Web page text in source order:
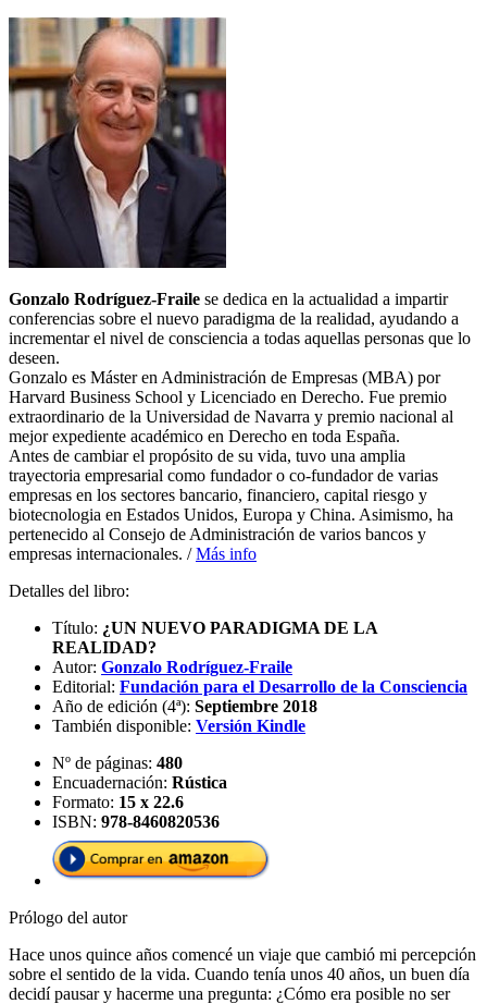
Gonzalo Rodríguez-Fraile se dedica en la actualidad a impartir
conferencias sobre el nuevo paradigma de la realidad, ayudando a
incrementar el nivel de consciencia a todas aquellas personas que lo
deseen.
Gonzalo es Máster en Administración de Empresas (MBA) por
Harvard Business School y Licenciado en Derecho. Fue premio
extraordinario de la Universidad de Navarra y premio nacional al
mejor expediente académico en Derecho en toda España.
Antes de cambiar el propósito de su vida, tuvo una amplia
trayectoria empresarial como fundador o co-fundador de varias
empresas en los sectores bancario, financiero, capital riesgo y
biotecnologia en Estados Unidos, Europa y China. Asimismo, ha
pertenecido al Consejo de Administración de varios bancos y
empresas internacionales. /Más info
Detalles del libro:
Título: ¿UN NUEVO PARADIGMA DE LA
REALIDAD?
Autor: Gonzalo Rodríguez-Fraile
Editorial: Fundación para el Desarrollo de la Consciencia
Año de edición (4ª): Septiembre 2018
También disponible: Versión Kindle
Nº de páginas: 480
Encuadernación: Rústica
Formato: 15 x 22.6
ISBN: 978-8460820536
Prólogo del autor
Hace unos quince años comencé un viaje que cambió mi percepción
sobre el sentido de la vida. Cuando tenía unos 40 años, un buen día
decidí pausar y hacerme una pregunta: ¿Cómo era posible no ser